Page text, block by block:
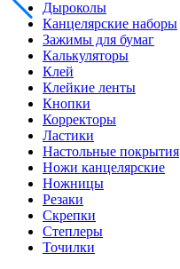
Дыроколы
Канцелярские наборы
Зажимы для бумаг
Калькуляторы
Клей
Клейкие ленты
Кнопки
Корректоры
Ластики
Настольные покрытия
Ножи канцелярские
Ножницы
Резаки
Скрепки
Степлеры
Точилки